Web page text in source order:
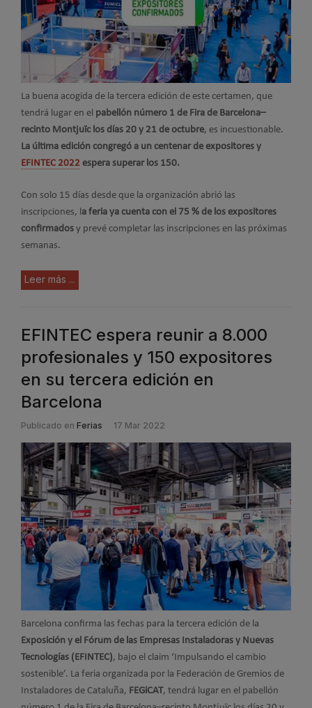
La buena acogida de la tercera edición de este certamen, que
tendrá lugar en el pabellón número 1 de Fira de Barcelona–
recinto Montjuïc los días 20 y 21 de octubre, es incuestionable.
La última edición congregó a un centenar de expositores y
EFINTEC 2022 espera superar los 150.
Con solo 15 días desde que la organización abrió las
inscripciones, la feria ya cuenta con el 75 % de los expositores
confirmados y prevé completar las inscripciones en las próximas
semanas.
Leer más ...
EFINTEC espera reunir a 8.000
profesionales y 150 expositores
en su tercera edición en
Barcelona
Publicado en Ferias 17 Mar 2022
Barcelona confirma las fechas para la tercera edición de la
Exposición y el Fórum de las Empresas Instaladoras y Nuevas
Tecnologías (EFINTEC), bajo el claim ‘Impulsando el cambio
sostenible’. La feria organizada por la Federación de Gremios de
Instaladores de Cataluña, FEGiCAT, tendrá lugar en el pabellón